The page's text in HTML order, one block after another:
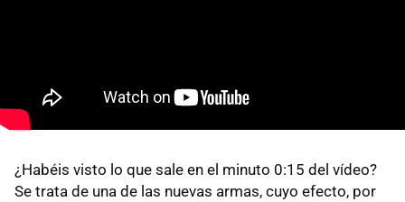
¿Habéis visto lo que sale en el minuto 0:15 del vídeo?
Se trata de una de las nuevas armas, cuyo efecto, por